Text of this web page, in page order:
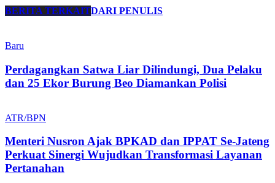
BERITA TERKAITDARI PENULIS
Baru
Perdagangkan Satwa Liar Dilindungi, Dua Pelaku
dan 25 Ekor Burung Beo Diamankan Polisi
ATR/BPN
Menteri Nusron Ajak BPKAD dan IPPAT Se-Jateng
Perkuat Sinergi Wujudkan Transformasi Layanan
Pertanahan